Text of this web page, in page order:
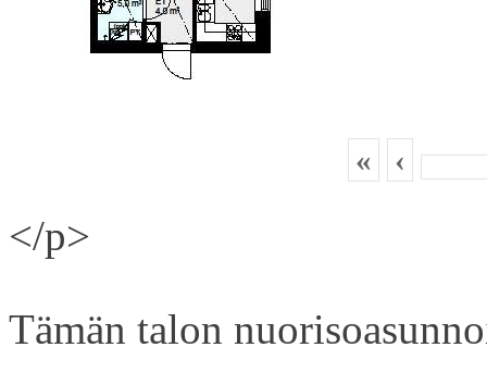
« ‹
</p>
Tämän talon